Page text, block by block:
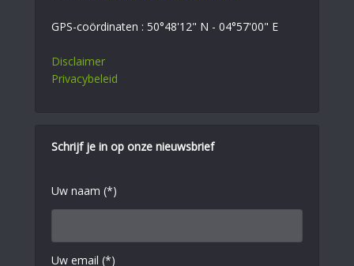
GPS-coördinaten : 50°48'12" N - 04°57'00" E
Disclaimer
Privacybeleid
Schrijf je in op onze nieuwsbrief
Uw naam (*)
Uw email (*)